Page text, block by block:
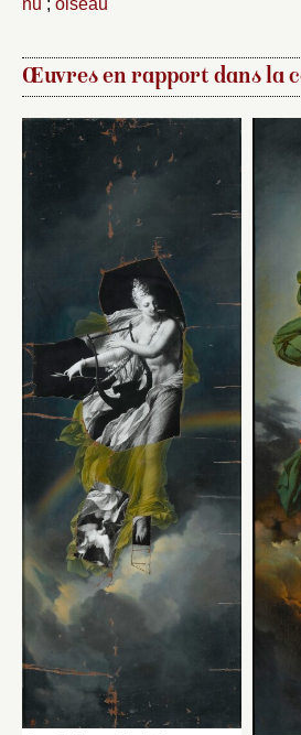
nu ; oiseau
Œuvres en rapport dans la